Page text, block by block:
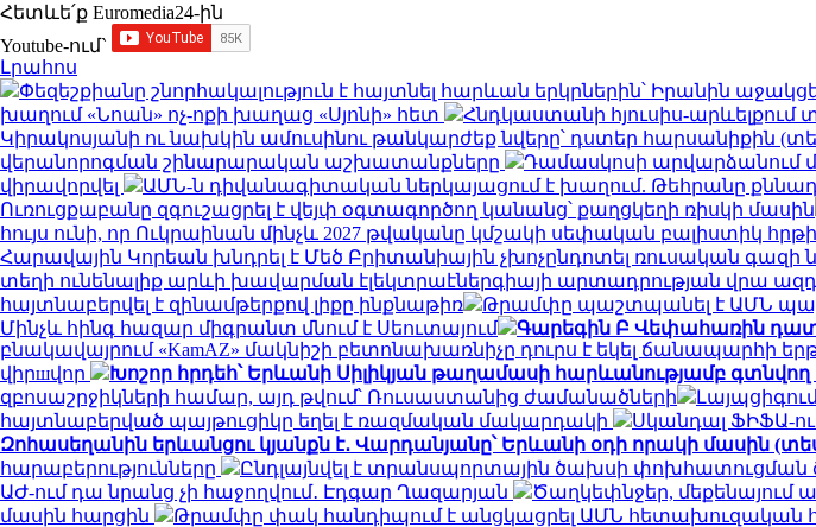
Հետևե՛ք Euromedia24-ին
Youtube-ում`
Լրահոս
Փեզեշքիանը շնորհակալություն է հայտնել հարևան երկրներին՝ Իրանին
խաղում «Նոան» ոչ-ոքի խաղաց «Սյոնի» հետ
Հնդկաստանի հյուսիս-արևելքում
Կիրակոսյանի ու նախկին ամուսինու թանկարժեք նվերը՝ դստեր հարսանիքին
վերանորոգման շինարարական աշխատանքները
Դամասկոսի արվարձանում
վիրավորվել
ԱՄՆ-ն դիվանագիտական ներկայացում է խաղում. Թեհրանը
Ուռուցքաբանը զգուշացրել է վեյփ օգտագործող կանանց՝ քաղցկեղի ռիսկի մասին
հույս ունի, որ Ուկրաինան մինչև 2027 թվականը կմշակի սեփական բալիստիկ
Հարավային Կորեան խնդրել է Մեծ Բրիտանիային չխոչընդոտել ռուսական գազի
տեղի ունենալիք արևի խավարման էլեկտրաէներգիայի արտադրության վրա
հայտնաբերվել է զինամթերքով լիքը ինքնաթիռ
Թրամփը պաշտպանել է ԱՄՆ
Մինչև հինգ հազար միգրանտ մնում է Սեուտայում
Գարեգին Բ Վեփահառին
բնակավայրում «KamAZ» մակնիշի բետոնախառնիչը դուրս է եկել
վիրшվոր
Խոշոր հրդեհ՝ Երևանի Սիլիկյան թաղամասի հարևանությամբ
զբոսաշրջիկների համար, այդ թվում՝ Ռուսաստանից ժամանածների
հայտնաբերված պայթուցիկը եղել է ռազմական մակարդակի
Սկանդալ ՖԻՖԱ-
Զոհասեղանին երևանցու կյանքն է․ Վարդանյանը՝ Երևանի օդի որակի մասին
հարաբերությունները
Ընդլայնվել է տրանսպորտային ծախսի փոխհատուցման
ԱԺ-ում դա նրանց չի հաջողվում․ Էդգար Ղազարյան
Ծաղկեփնջեր, մեքենայում
մասին հարցին
Թրամփը փակ հանդիպում է անցկացրել ԱՄՆ հետախուզական